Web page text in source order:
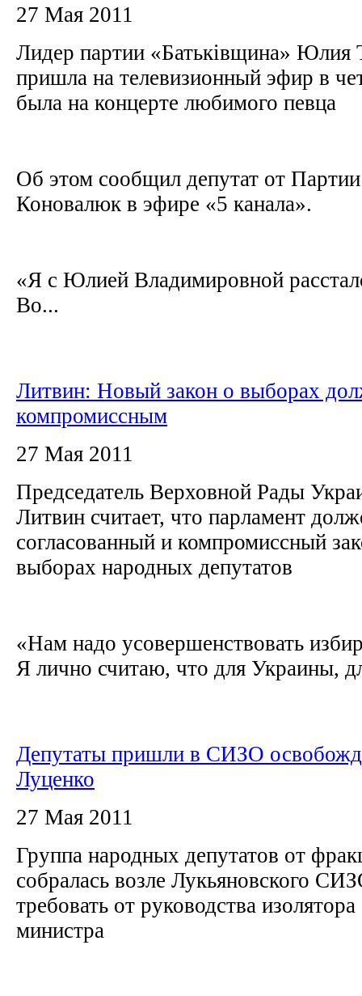
27 Мая 2011
Лидер партии «Батьківщина» Юлия
пришла на телевизионный эфир в
была на концерте любимого певца
Об этом сообщил депутат от
Коновалюк в эфире «5 канала».
«Я с Юлией Владимировной
Во...
Литвин: Новый закон о выборах
компромиссным
27 Мая 2011
Председатель Верховной Рады
Литвин считает, что парламент
согласованный и компромиссный
выборах народных депутатов
«Нам надо усовершенствовать
Я лично считаю, что для Украины,
Депутаты пришли в СИЗО
Луценко
27 Мая 2011
Группа народных депутатов от
собралась возле Лукьяновского
требовать от руководства
министра